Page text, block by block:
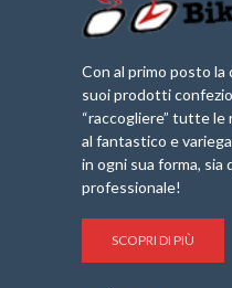
Con al primo posto la
suoi prodotti
“raccogliere” tutte
al fantastico e
in ogni sua forma, sia
professionale!
SCOPRI DI PIÙ